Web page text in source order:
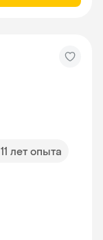
11 лет опыта